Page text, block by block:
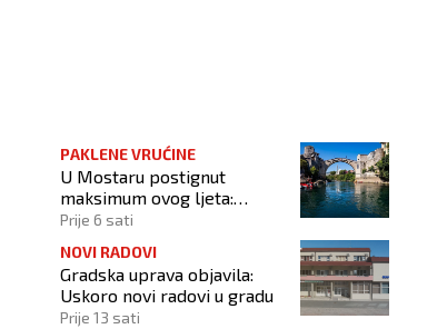
PAKLENE VRUĆINE
U Mostaru postignut
maksimum ovog ljeta:
Izmjerena temperatura od
Prije 6 sati
NOVI RADOVI
Gradska uprava objavila:
Uskoro novi radovi u gradu
Prije 13 sati